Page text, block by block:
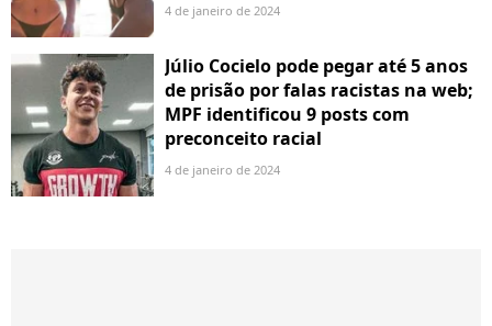
4 de janeiro de 2024
Júlio Cocielo pode pegar até 5 anos
de prisão por falas racistas na web;
MPF identificou 9 posts com
preconceito racial
4 de janeiro de 2024